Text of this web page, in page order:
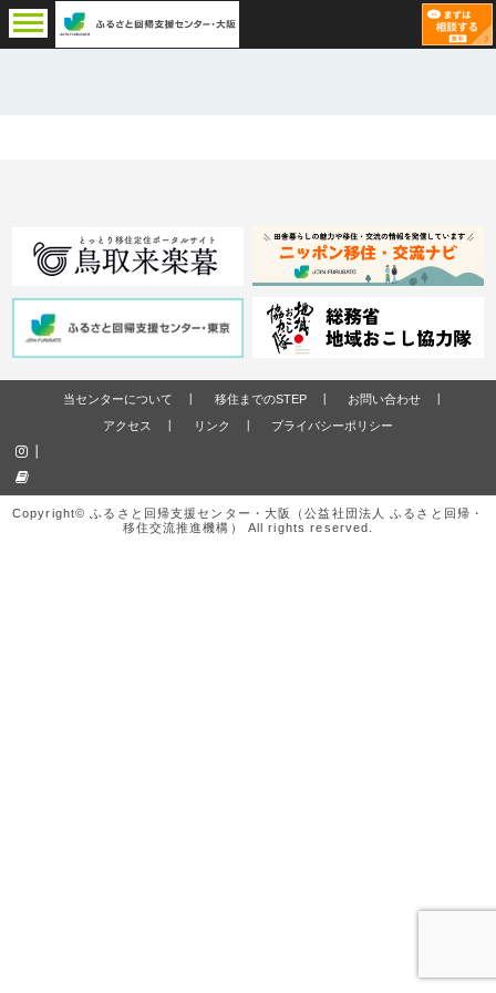
当センターについて 移住までのSTEP
お問い合わせ
アクセス
リンク プライバシーポリシー
Copyright© ふるさと回帰支援センター・大阪（公益社団法人 ふるさと回帰・
移住交流推進機構） All rights reserved.